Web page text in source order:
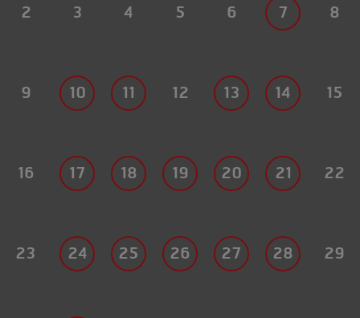
2 3 4 5 6 7 8
9 10 11 12 13 14 15
16 17 18 19 20 21 22
23 24 25 26 27 28 29